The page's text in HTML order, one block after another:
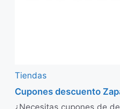
Tiendas
Cupones descuento
¿Necesitas cupones de